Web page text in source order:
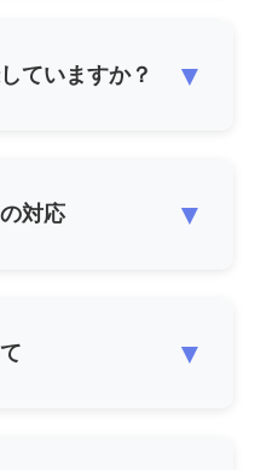
ていますか？ ▼
対応 ▼
▼